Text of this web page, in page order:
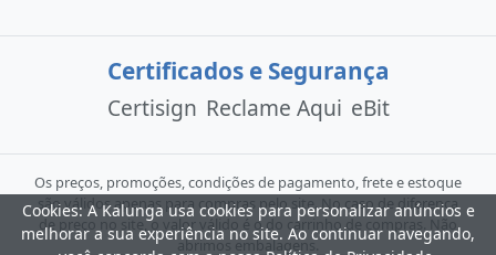
Certificados e Segurança
Certisign Reclame Aqui eBit
Os preços, promoções, condições de pagamento, frete e estoque
são válidos apenas para compras pelo site. No caso de diferença
de preço no site, o valor válido é o do carrinho de compras. Não
abrimos embalagens.
Cookies: A Kalunga usa cookies para personalizar anúncios e
melhorar a sua experiência no site. Ao continuar navegando,